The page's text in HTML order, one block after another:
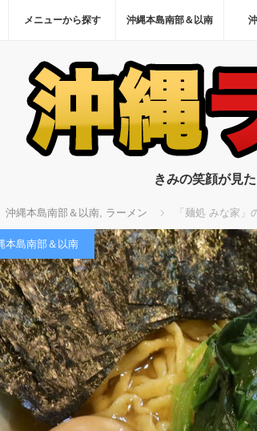
ホーム
メニューから探す 沖縄本島南部＆以南
きみの笑顔が見
沖縄本島南部＆以南, ラーメン 「麺処 みな家
本島南部＆以南